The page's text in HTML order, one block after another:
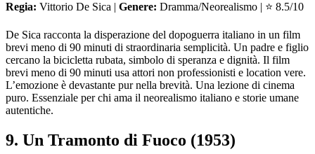
Regia: Vittorio De Sica | Genere: Dramma/Neorealismo | ⭐ 8.5/10
De Sica racconta la disperazione del dopoguerra italiano in un film
brevi meno di 90 minuti di straordinaria semplicità. Un padre e figlio
cercano la bicicletta rubata, simbolo di speranza e dignità. Il film
brevi meno di 90 minuti usa attori non professionisti e location vere.
L’emozione è devastante pur nella brevità. Una lezione di cinema
puro. Essenziale per chi ama il neorealismo italiano e storie umane
autentiche.
9. Un Tramonto di Fuoco (1953)